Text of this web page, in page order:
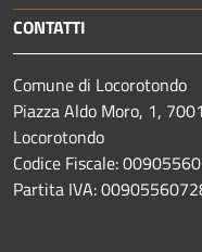
CONTATTI
Comune di Locorotondo
Piazza Aldo Moro, 1,
Locorotondo
Codice Fiscale:
Partita IVA: